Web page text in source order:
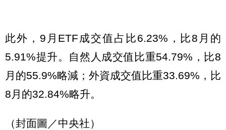
此外，9月ETF成交值占比6.23%，比8月的
5.91%提升。自然人成交值比重54.79%，比8
月的55.9%略減；外資成交值比重33.69%，比
8月的32.84%略升。
（封面圖／中央社）